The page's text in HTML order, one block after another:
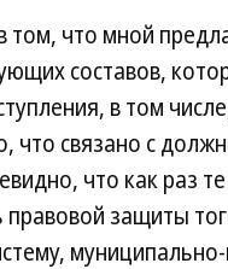
том, что мной
составов,
в том
что связано с
что как раз
защиты